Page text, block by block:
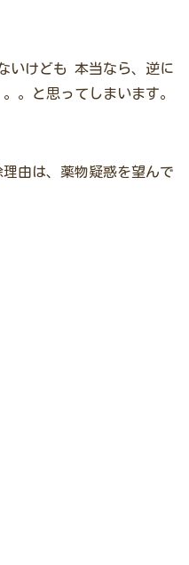
いけども
本当なら、逆に
。と思ってしまいます。
由は、薬物疑惑を望んで